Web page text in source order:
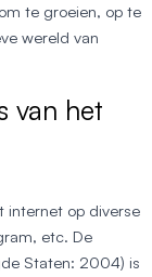
te groeien, op te
wereld van
van het
internet op diverse
etc. De
Staten: 2004) is